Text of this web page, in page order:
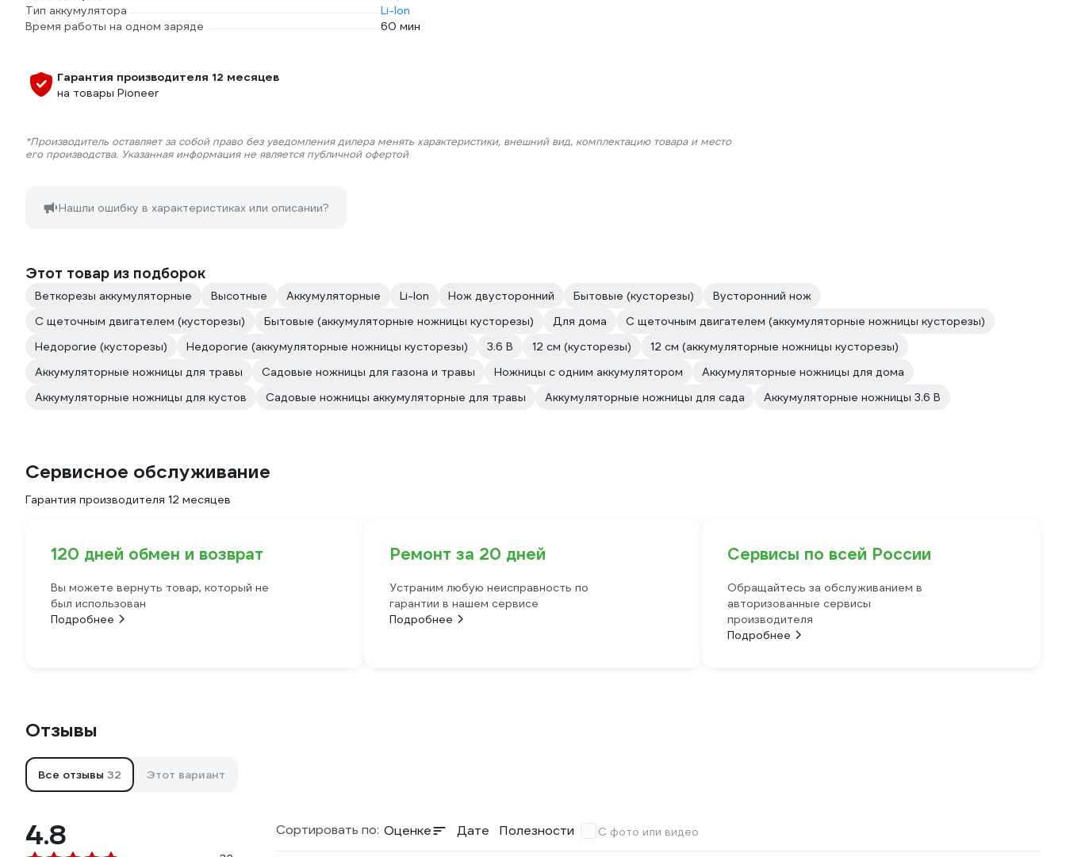
Тип аккумулятора
Li-lon
Время работы на одном заряде
60 мин
Гарантия производителя 12 месяцев
на товары Pioneer
*Производитель оставляет за собой право без уведомления дилера менять характеристики, внешний вид, комплектацию товара и место
его производства. Указанная информация не является публичной офертой
Нашли ошибку в характеристиках или описании?
Этот товар из подборок
Веткорезы аккумуляторные Высотные Аккумуляторные Li-lon Нож двусторонний Бытовые (кусторезы)
Вусторонний нож
С щеточным двигателем (кусторезы)
Бытовые (аккумуляторные ножницы кусторезы) Для дома
С щеточным двигателем (аккумуляторные ножницы кусторезы)
Недорогие (кусторезы)
Недорогие (аккумуляторные ножницы кусторезы) 3.6 В 12 см (кусторезы)
12 см (аккумуляторные ножницы кусторезы)
Аккумуляторные ножницы для травы
Садовые ножницы для газона и травы Ножницы с одним аккумулятором
Аккумуляторные ножницы для дома
Аккумуляторные ножницы для кустов
Садовые ножницы аккумуляторные для травы Аккумуляторные ножницы для сада Аккумуляторные ножницы 3.6 В
Сервисное обслуживание
Гарантия производителя 12 месяцев
120 дней обмен и возврат
Вы можете вернуть товар, который не
был использован
Подробнее
Ремонт за 20 дней
Устраним любую неисправность по
гарантии в нашем сервисе
Подробнее
Сервисы по всей России
Обращайтесь за обслуживанием в
авторизованные сервисы
производителя
Подробнее
Отзывы
Все отзывы 32 Этот вариант
4.8 Сортировать по: Оценке Дате Полезности С фото или видео